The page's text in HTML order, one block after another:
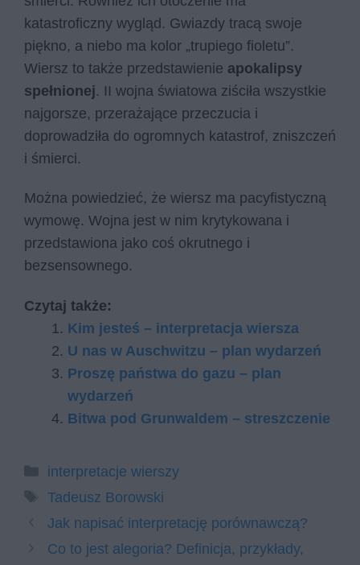
katastroficzny wygląd. Gwiazdy tracą swoje
piękno, a niebo ma kolor „trupiego fioletu”.
Wiersz to także przedstawienie apokalipsy
spełnionej. II wojna światowa ziściła wszystkie
najgorsze, przerażające przeczucia i
doprowadziła do ogromnych katastrof, zniszczeń
i śmierci.
Można powiedzieć, że wiersz ma pacyfistyczną
wymowę. Wojna jest w nim krytykowana i
przedstawiona jako coś okrutnego i
bezsensownego.
Czytaj także:
Kim jesteś – interpretacja wiersza
U nas w Auschwitzu – plan wydarzeń
Proszę państwa do gazu – plan
wydarzeń
Bitwa pod Grunwaldem – streszczenie
Kategorie
interpretacje wierszy
Tagi
Tadeusz Borowski
Jak napisać interpretację porównawczą?
Co to jest alegoria? Definicja, przykłady,